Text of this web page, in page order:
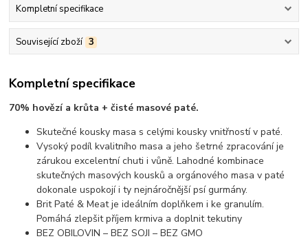
Kompletní specifikace
Související zboží 3
Kompletní specifikace
70% hovězí a krůta + čisté masové paté.
Skutečné kousky masa s celými kousky vnitřností v paté.
Vysoký podíl kvalitního masa a jeho šetrné zpracování je
zárukou excelentní chuti i vůně. Lahodné kombinace
skutečných masových kousků a orgánového masa v paté
dokonale uspokojí i ty nejnáročnější psí gurmány.
Brit Paté & Meat je ideálním doplňkem i ke granulím.
Pomáhá zlepšit příjem krmiva a doplnit tekutiny
BEZ OBILOVIN – BEZ SOJI – BEZ GMO